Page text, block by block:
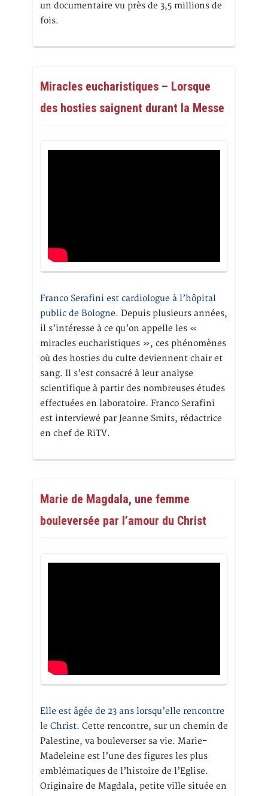
un documentaire vu près de 3,5 millions de
fois.
Miracles eucharistiques – Lorsque
des hosties saignent durant la Messe
Franco Serafini est cardiologue à l’hôpital
public de Bologne. Depuis plusieurs années,
il s’intéresse à ce qu’on appelle les «
miracles eucharistiques », ces phénomènes
où des hosties du culte deviennent chair et
sang. Il s’est consacré à leur analyse
scientifique à partir des nombreuses études
effectuées en laboratoire. Franco Serafini
est interviewé par Jeanne Smits, rédactrice
en chef de RiTV.
Marie de Magdala, une femme
bouleversée par l’amour du Christ
Elle est âgée de 23 ans lorsqu’elle rencontre
le Christ. Cette rencontre, sur un chemin de
Palestine, va bouleverser sa vie. Marie-
Madeleine est l’une des figures les plus
emblématiques de l’histoire de l’Eglise.
Originaire de Magdala, petite ville située en